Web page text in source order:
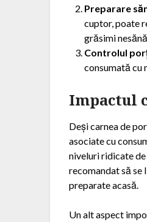
Preparare
cuptor, poate
grăsimi
Controlul
consumată cu
Impactul
Deși carnea de
asociate cu
niveluri ridicate de
recomandat să se
preparate acasă.
Un alt aspect